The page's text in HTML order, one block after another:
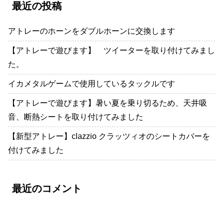
最近の投稿
アトレーのホーンをダブルホーンに交換します
【アトレーで遊びます】 ツイーターを取り付けてみまし
た。
イカメタルゲームで使用しているタックルです
【アトレーで遊びます】暑い夏を乗り切るため、天井吸
音、断熱シートを取り付けてみました
【新型アトレー】clazzio クラッツィオのシートカバーを
付けてみました
最近のコメント